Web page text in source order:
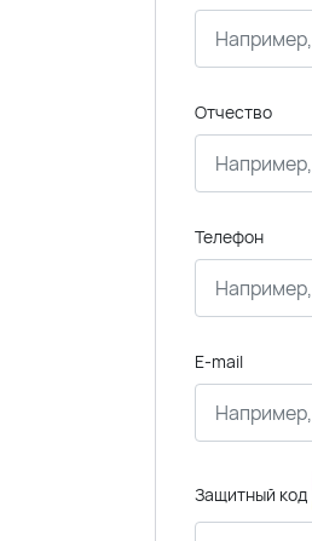
Отчество
Телефон
E-mail
Защитный код